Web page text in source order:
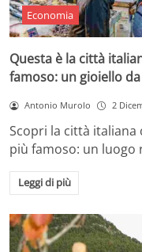
Economia
Questa è la città
famoso: un gioiello
Antonio Murolo 2
Scopri la città
più famoso: un luogo
Leggi di più